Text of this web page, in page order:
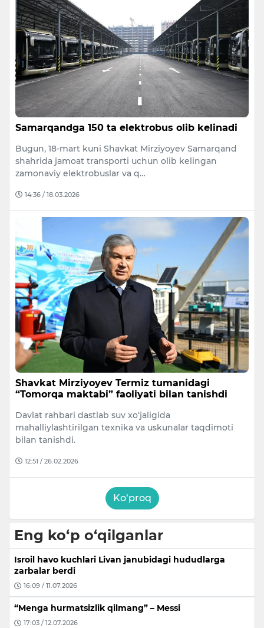
Samarqandga 150 ta elektrobus olib kelinadi
Bugun, 18-mart kuni Shavkat Mirziyoyev Samarqand
shahrida jamoat transporti uchun olib kelingan
zamonaviy elektrobuslar va q…
14:36 / 18.03.2026
Shavkat Mirziyoyev Termiz tumanidagi
“Tomorqa maktabi” faoliyati bilan tanishdi
Davlat rahbari dastlab suv xo‘jaligida
mahalliylashtirilgan texnika va uskunalar taqdimoti
bilan tanishdi.
12:51 / 26.02.2026
Ko‘proq
Eng ko‘p o‘qilganlar
Isroil havo kuchlari Livan janubidagi hududlarga
zarbalar berdi
16:09 / 11.07.2026
“Menga hurmatsizlik qilmang” – Messi
17:03 / 12.07.2026